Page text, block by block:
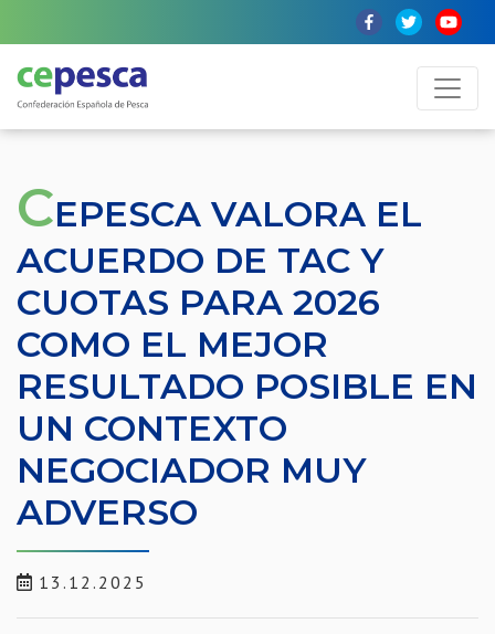
CEPESCA VALORA EL
ACUERDO DE TAC Y
CUOTAS PARA 2026
COMO EL MEJOR
RESULTADO POSIBLE EN
UN CONTEXTO
NEGOCIADOR MUY
ADVERSO
13.12.2025